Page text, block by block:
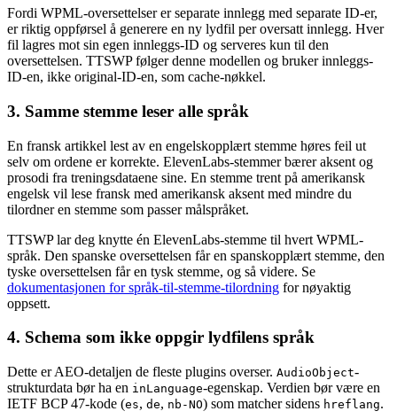
Fordi WPML-oversettelser er separate innlegg med separate ID-er,
er riktig oppførsel å generere en ny lydfil per oversatt innlegg. Hver
fil lagres mot sin egen innleggs-ID og serveres kun til den
oversettelsen. TTSWP følger denne modellen og bruker innleggs-
ID-en, ikke original-ID-en, som cache-nøkkel.
3. Samme stemme leser alle språk
En fransk artikkel lest av en engelskopplært stemme høres feil ut
selv om ordene er korrekte. ElevenLabs-stemmer bærer aksent og
prosodi fra treningsdataene sine. En stemme trent på amerikansk
engelsk vil lese fransk med amerikansk aksent med mindre du
tilordner en stemme som passer målspråket.
TTSWP lar deg knytte én ElevenLabs-stemme til hvert WPML-
språk. Den spanske oversettelsen får en spanskopplært stemme, den
tyske oversettelsen får en tysk stemme, og så videre. Se
dokumentasjonen for språk-til-stemme-tilordning for nøyaktig
oppsett.
4. Schema som ikke oppgir lydfilens språk
Dette er AEO-detaljen de fleste plugins overser. AudioObject-
strukturdata bør ha en inLanguage-egenskap. Verdien bør være en
IETF BCP 47-kode (es, de, nb-NO) som matcher sidens hreflang.